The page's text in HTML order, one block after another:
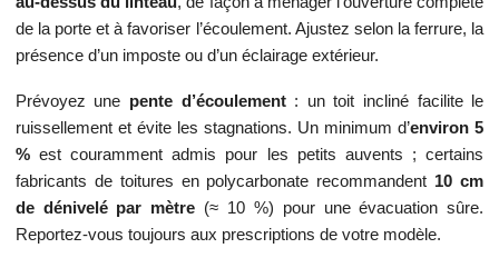
de la porte et à favoriser l’écoulement. Ajustez selon la ferrure, la
présence d’un imposte ou d’un éclairage extérieur.
Prévoyez une pente d’écoulement: un toit incliné facilite le
ruissellement et évite les stagnations. Un minimum d’environ 5
%est couramment admis pour les petits auvents ; certains
fabricants de toitures en polycarbonate recommandent 10 cm
de dénivelé par mètre (≈ 10 %) pour une évacuation sûre.
Reportez‑vous toujours aux prescriptions de votre modèle.